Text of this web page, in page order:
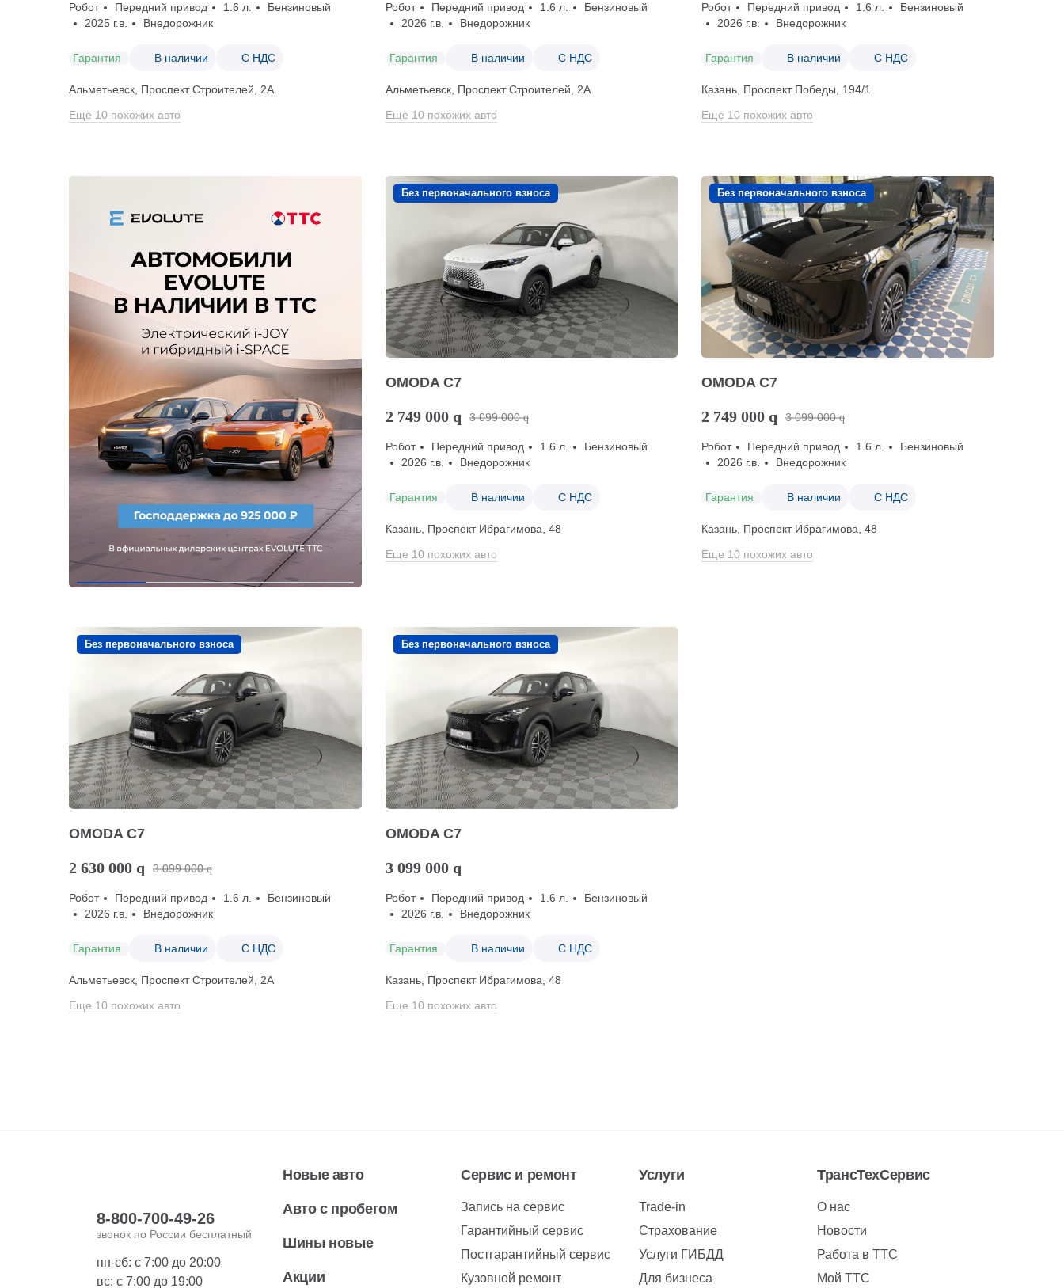
Робот Передний привод 1.6 л.
Бензиновый
2025 г.в.
Внедорожник
Гарантия В наличии С НДС
Альметьевск, Проспект Строителей, 2А
Еще 10 похожих авто
Робот Передний привод 1.6 л.
Бензиновый
2026 г.в.
Внедорожник
Гарантия В наличии С НДС
Альметьевск, Проспект Строителей, 2А
Еще 10 похожих авто
Робот Передний привод 1.6 л.
Бензиновый
2026 г.в.
Внедорожник
Гарантия В наличии С НДС
Казань, Проспект Победы, 194/1
Еще 10 похожих авто
Без первоначального взноса
OMODA C7
2 749 000 q 3 099 000 q
Робот Передний привод 1.6 л.
Бензиновый
2026 г.в.
Внедорожник
Гарантия В наличии С НДС
Казань, Проспект Ибрагимова, 48
Еще 10 похожих авто
Без первоначального взноса
OMODA C7
2 749 000 q 3 099 000 q
Робот Передний привод 1.6 л.
Бензиновый
2026 г.в.
Внедорожник
Гарантия В наличии С НДС
Казань, Проспект Ибрагимова, 48
Еще 10 похожих авто
Без первоначального взноса
OMODA C7
2 630 000 q 3 099 000 q
Робот Передний привод 1.6 л.
Бензиновый
2026 г.в.
Внедорожник
Гарантия В наличии С НДС
Альметьевск, Проспект Строителей, 2А
Еще 10 похожих авто
Без первоначального взноса
OMODA C7
3 099 000 q
Робот Передний привод 1.6 л.
Бензиновый
2026 г.в.
Внедорожник
Гарантия В наличии С НДС
Казань, Проспект Ибрагимова, 48
Еще 10 похожих авто
8-800-700-49-26
звонок по России бесплатный
пн-сб: с 7:00 до 20:00
вс: с 7:00 до 19:00
Новые авто
Авто с пробегом
Шины новые
Акции
Сервис и ремонт
Запись на сервис
Гарантийный сервис
Постгарантийный сервис
Кузовной ремонт
Услуги
Trade-in
Страхование
Услуги ГИБДД
Для бизнеса
ТрансТехСервис
О нас
Новости
Работа в ТТС
Мой ТТС